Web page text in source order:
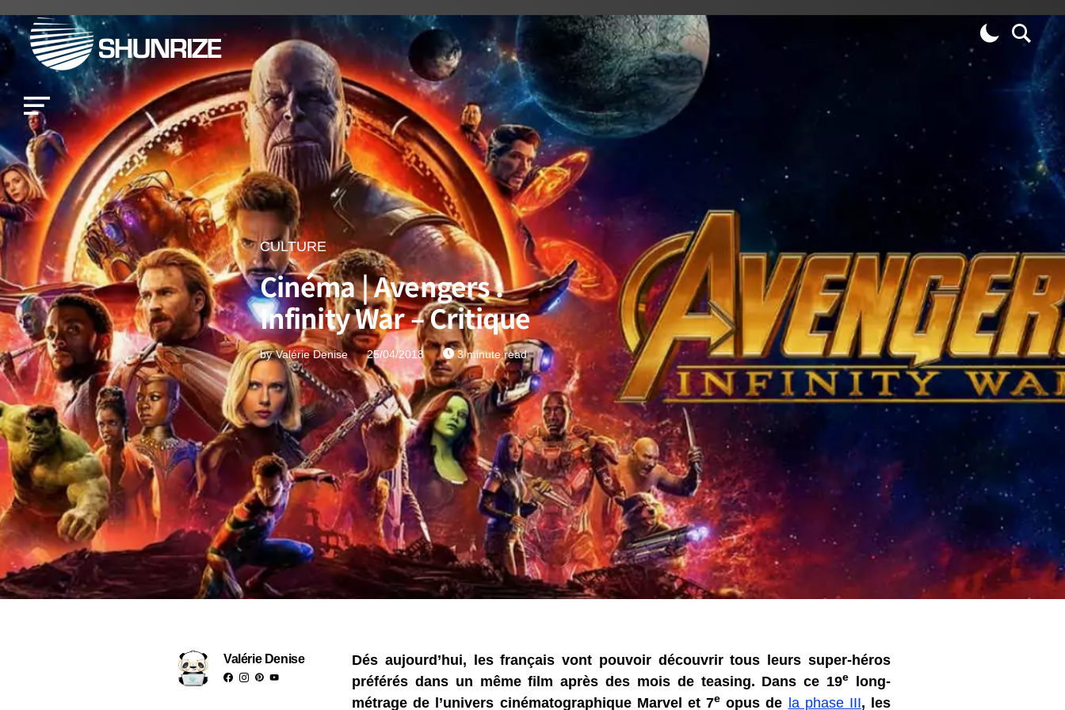
CULTURE
Cinéma | Avengers :
Infinity War – Critique
by Valérie Denise 25/04/2018 3 minute read
Valérie Denise
Dés aujourd’hui, les français vont pouvoir découvrir tous leurs super-héros
préférés dans un même film après des mois de teasing. Dans ce 19e
long-
métrage de l’univers cinématographique Marvel et 7e opus de la phase III, les